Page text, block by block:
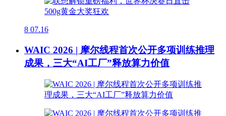
8 07.16
WAIC 2026 | 摩尔线程首次公开多项训练推理
成果，三大“AI工厂”释放算力价值